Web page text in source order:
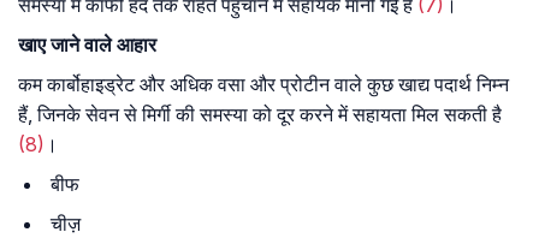
समस्या में काफी हद तक राहत पहुंचाने में सहायक मानी गई है (7) ।
खाएजानेवालेआहार
कम कार्बोहाइड्रेट और अधिक वसा और प्रोटीन वाले कुछ खाद्य पदार्थ निम्न
हैं, जिनके सेवन से मिर्गी की समस्या को दूर करने में सहायता मिल सकती है
(8) ।
बीफ
चीज़